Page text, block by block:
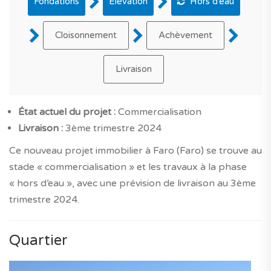
Cloisonnement Achèvement
Livraison
État actuel du projet : Commercialisation
Livraison : 3ème trimestre 2024
Ce nouveau projet immobilier à Faro (Faro) se trouve au
stade « commercialisation » et les travaux à la phase
« hors d’eau », avec une prévision de livraison au 3ème
trimestre 2024.
Quartier